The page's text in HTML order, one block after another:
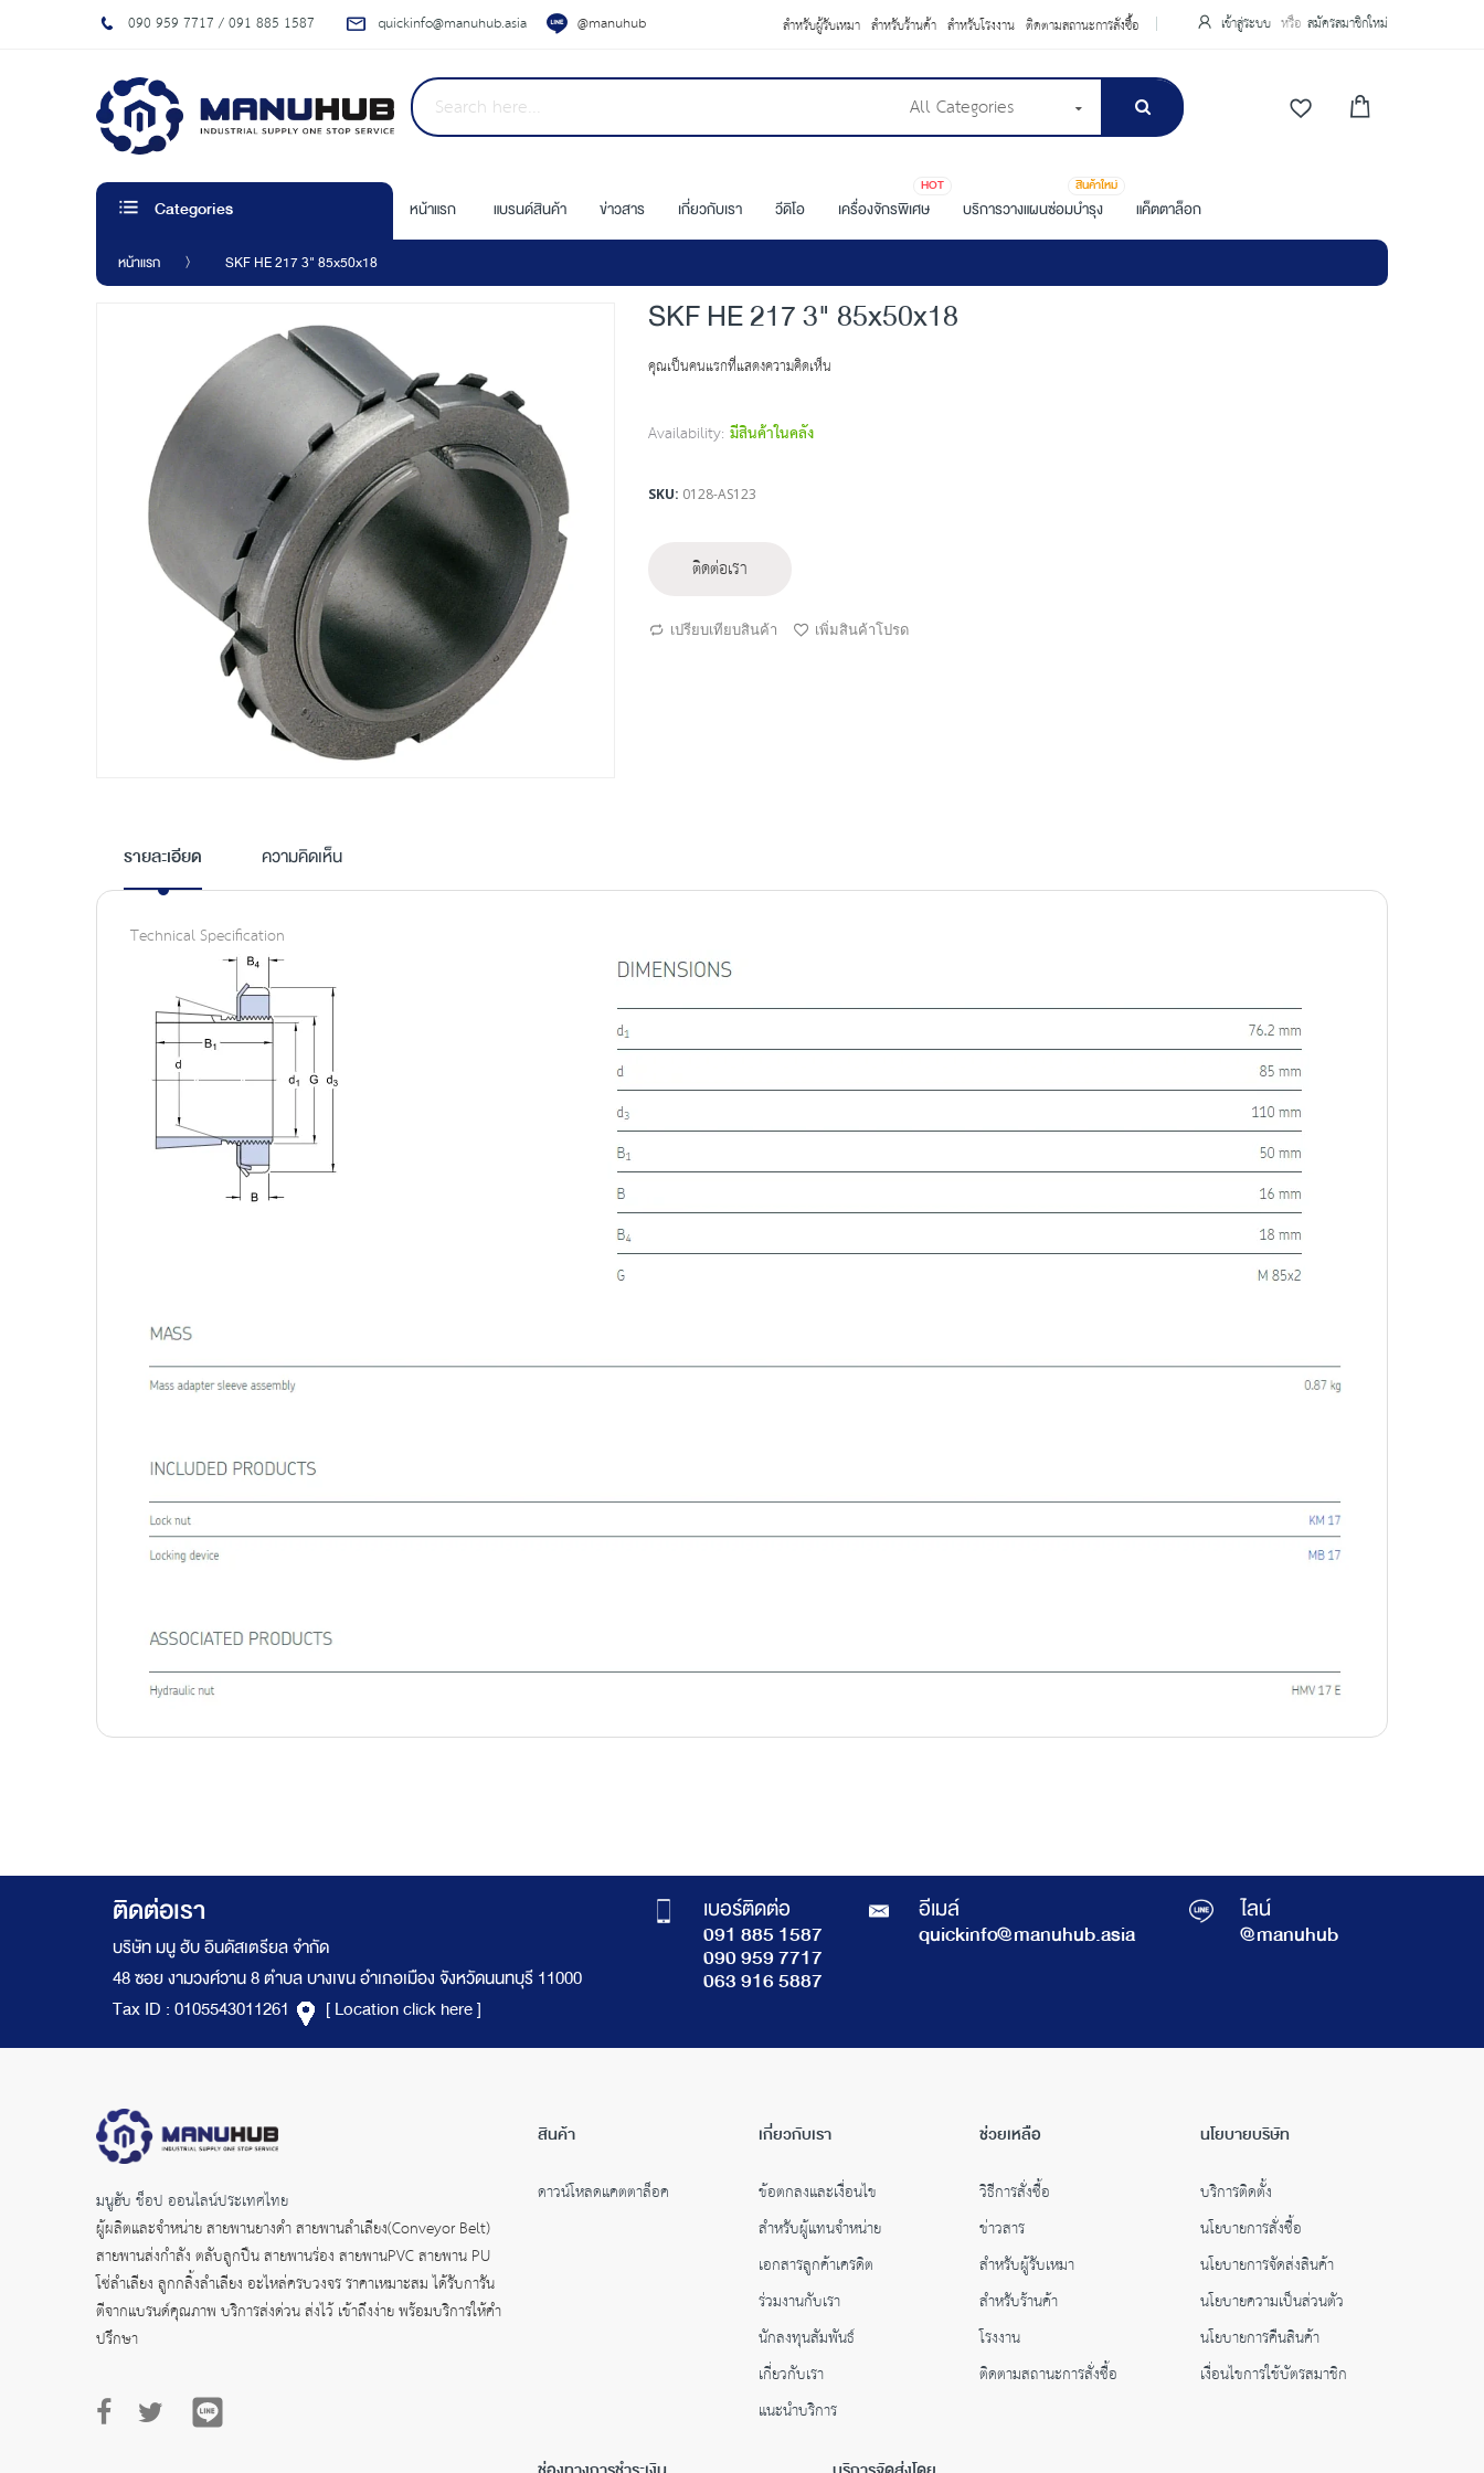
090 959 7717 / 091 885 1587 quickinfo@manuhub.asia @manuhub สำหรับผู้รับเหมา สำหรับร้านค้า สำหรับโรงงาน ติดตามสถานะการสั่งซื้อ เข้าสู่ระบบ สมัครสมาชิกใหม่
All Categories
Categories หน้าแรก แบรนด์สินค้า ข่าวสาร เกี่ยวกับเรา วีดิโอ เครื่องจักรพิเศษ
HOT
บริการวางแผนซ่อมบำรุง
สินค้าใหม่
แค็ตตาล็อก
หน้าแรก SKF HE 217 3" 85x50x18
beginning
of
images
SKF HE 217 3" 85x50x18
คุณเป็นคนแรกที่แสดงความคิดเห็น
Availability: มีสินค้าในคลัง
SKU 0128-AS123
ติดต่อเรา
เปรียบเทียบสินค้า เพิ่มสินค้าโปรด
รายละเอียด
Technical Specification
ความคิดเห็น
ติดต่อเรา
บริษัท มนู ฮับ อินดัสเตรียล จำกัด
48 ซอย งามวงศ์วาน 8 ตำบล บางเขน อำเภอเมือง จังหวัดนนทบุรี 11000
Tax ID : 0105543011261
[ Location click here ]
เบอร์ติดต่อ
091 885 1587
090 959 7717
063 916 5887
อีเมล์
quickinfo@manuhub.asia
ไลน์
@manuhub
มนูฮับ ช็อป ออนไลน์ประเทศไทย
ผู้ผลิตและจำหน่ายสายพานยางดำสายพานลำเลียง(Conveyor Belt)
สายพานส่งกำลังตลับลูกปืน สายพานร่อง สายพานPVC สายพาน PU
โซ่ลำเลียง ลูกกลิ้งลำเลียง อะไหล่ครบวงจร ราคาเหมาะสม ได้รับการัน
ตีจากแบรนด์คุณภาพ บริการส่งด่วน ส่งไว้ เข้าถึงง่าย พร้อมบริการให้คำ
ปรึกษา
สินค้า
ดาวน์โหลดแคตตาล็อค
เกี่ยวกับเรา
ข้อตกลงและเงื่อนไข
สำหรับผู้แทนจำหน่าย
เอกสารลูกค้าเครดิต
ร่วมงานกับเรา
นักลงทุนสัมพันธ์
เกี่ยวกับเรา
แนะนำบริการ
ช่วยเหลือ
วิธีการสั่งซื้อ
ข่าวสาร
สำหรับผู้รับเหมา
สำหรับร้านค้า
โรงงาน
ติดตามสถานะการสั่งซื้อ
นโยบายบริษัท
บริการติดตั้ง
นโยบายการสั่งซื้อ
นโยบายการจัดส่งสินค้า
นโยบายความเป็นส่วนตัว
นโยบายการคืนสินค้า
เงื่อนไขการใช้บัตรสมาชิก